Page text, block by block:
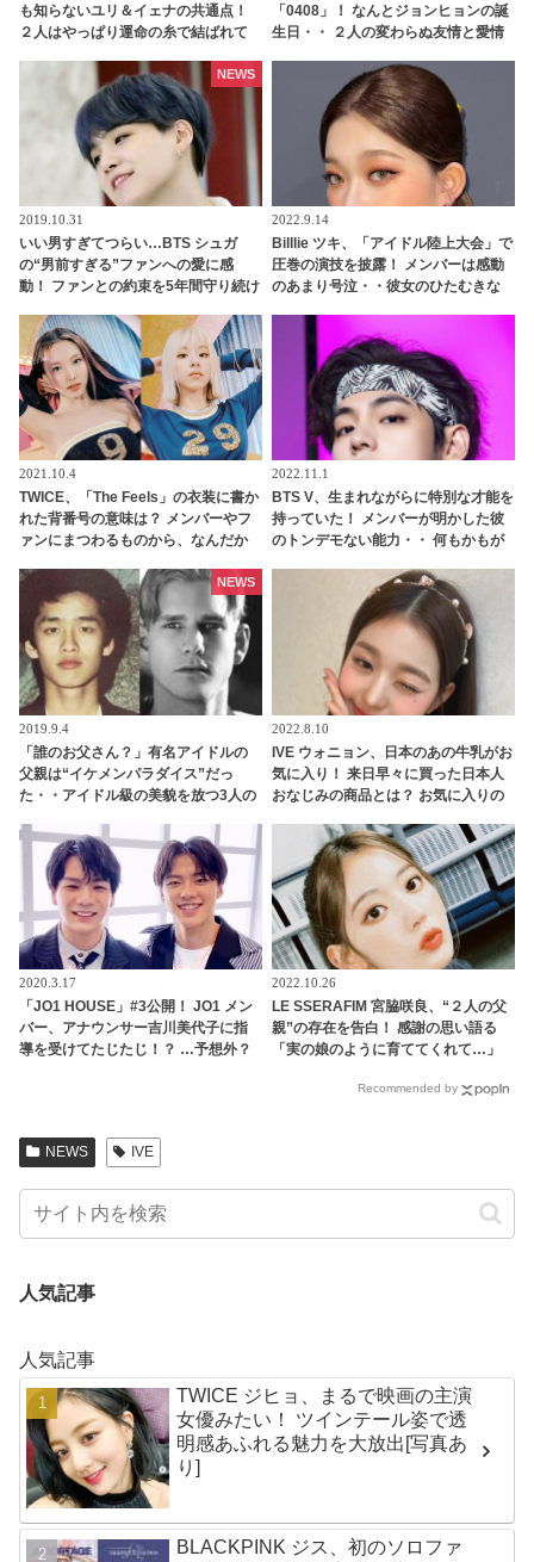
も知らないユリ＆イェナの共通点！
２人はやっぱり運命の糸で結ばれて
「0408」！ なんとジョンヒョンの誕
生日・・ ２人の変わらぬ友情と愛情
2019.10.31
いい男すぎてつらい…BTS シュガ
の“男前すぎる”ファンへの愛に感
動！ ファンとの約束を5年間守り続け
シュガの”沼”に落ちていく人が続出
NEWS
2022.9.14
Billlie ツキ、「アイドル陸上大会」で
圧巻の演技を披露！ メンバーは感動
のあまり号泣・・彼女のひたむきな
2021.10.4
TWICE、「The Feels」の衣装に書か
れた背番号の意味は？ メンバーやフ
ァンにまつわるものから、なんだか
なるその意味とは？
2022.11.1
BTS V、生まれながらに特別な才能を
持っていた！ メンバーが明かした彼
のトンデモない能力・・ 何もかもが
2019.9.4
「誰のお父さん？」有名アイドルの
父親は“イケメンパラダイス”だっ
た・・アイドル級の美貌を放つ3人の
NEWS
2022.8.10
IVE ウォニョン、日本のあの牛乳がお
気に入り！ 来日早々に買った日本人
おなじみの商品とは？ お気に入りの
クトをチェック
2020.3.17
「JO1 HOUSE」#3公開！ JO1 メン
バー、アナウンサー吉川美代子に指
導を受けてたじたじ！？ …予想外？
2022.10.26
LE SSERAFIM 宮脇咲良、“２人の父
親”の存在を告白！ 感謝の思い語る
「実の娘のように育ててくれて…」
ティブな話題にも臆せず堂々とした
Recommended by
NEWS IVE
人気記事
人気記事
TWICE ジヒョ、まるで映画の主演
女優みたい！ ツインテール姿で透
明感あふれる魅力を大放出[写真あ
り]
BLACKPINK ジス、初のソロファ